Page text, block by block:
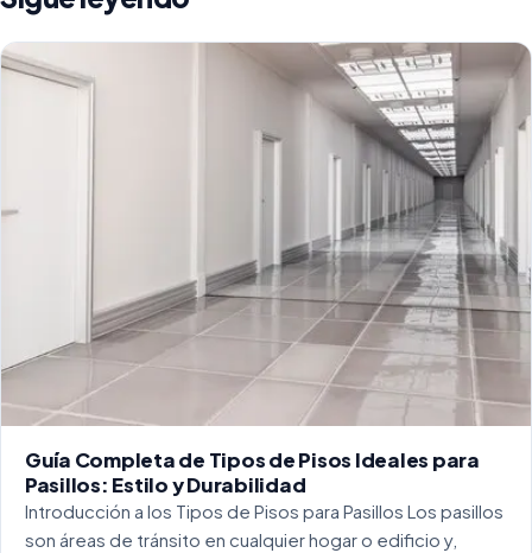
Guía Completa de Tipos de Pisos Ideales para
Pasillos: Estilo y Durabilidad
Introducción a los Tipos de Pisos para Pasillos Los pasillos
son áreas de tránsito en cualquier hogar o edificio y,